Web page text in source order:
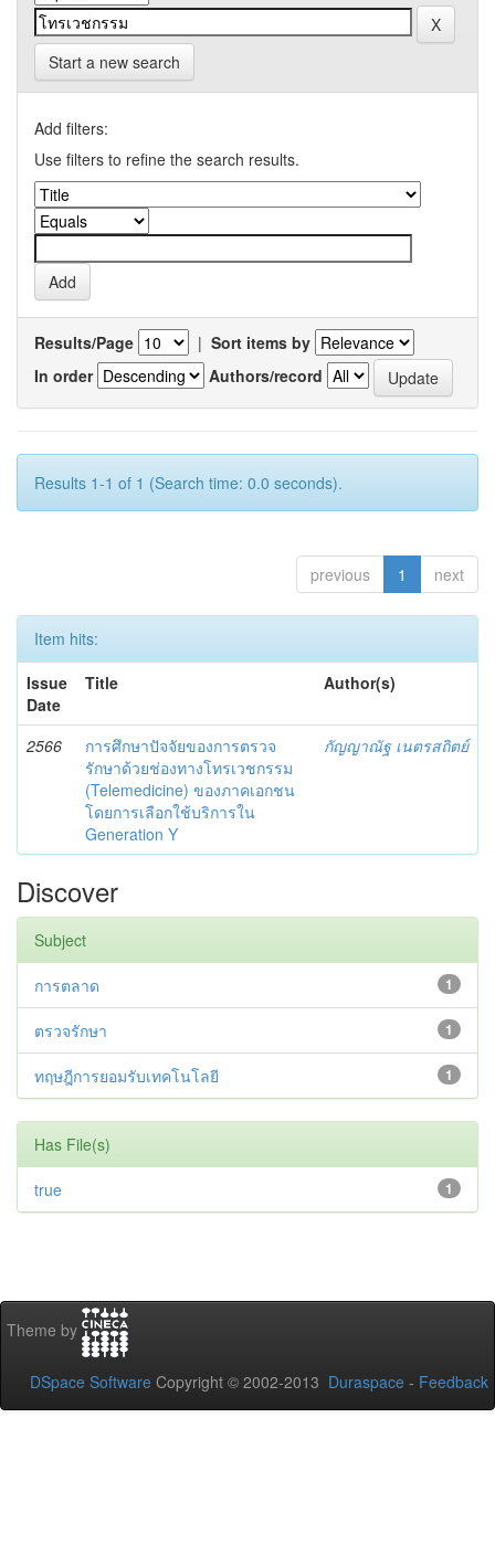
Start a new search
Add filters:
Use filters to refine the search results.
Results/Page | Sort items by
In order
Authors/record
Results 1-1 of 1 (Search time: 0.0 seconds).
previous 1 next
Item hits:
Issue
Date
Title Author(s)
2566
การศึกษาปัจจัยของการตรวจ
รักษาด้วยช่องทางโทรเวชกรรม
(Telemedicine) ของภาคเอกชน
โดยการเลือกใช้บริการใน
Generation Y
กัญญาณัฐ เนตรสถิตย์
Discover
Subject
1
การตลาด
1
ตรวจรักษา
1
ทฤษฎีการยอมรับเทคโนโลยี
Has File(s)
1
true
Theme by
DSpace Software Copyright © 2002-2013 Duraspace - Feedback